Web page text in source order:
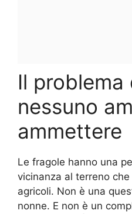
Il problema
nessuno
ammettere
Le fragole hanno una
vicinanza al terreno
agricoli. Non è una
nonne. E non è un